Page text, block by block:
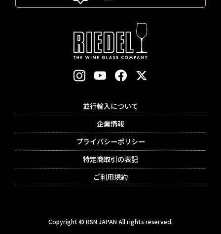
並行輸入について
企業情報
プライバシーポリシー
特定商取引の表記
ご利用規約
Copyright © RSN JAPAN All rights reserved.